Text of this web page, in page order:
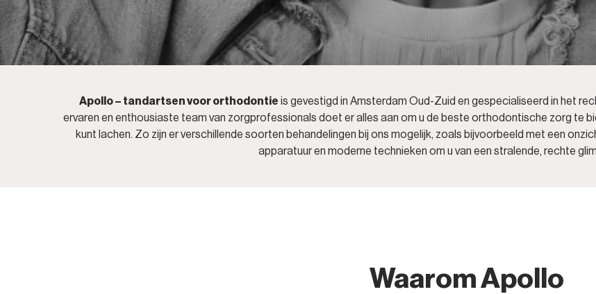
Apollo – tandartsen voor orthodontie is gevestigd in Amsterdam Oud-Zuid en gespecialiseerd in het
ervaren en enthousiaste team van zorgprofessionals doet er alles aan om u de beste orthodontische zorg te
kunt lachen. Zo zijn er verschillende soorten behandelingen bij ons mogelijk, zoals bijvoorbeeld met een
apparatuur en moderne technieken om u van een stralende, rechte
Waarom Apollo